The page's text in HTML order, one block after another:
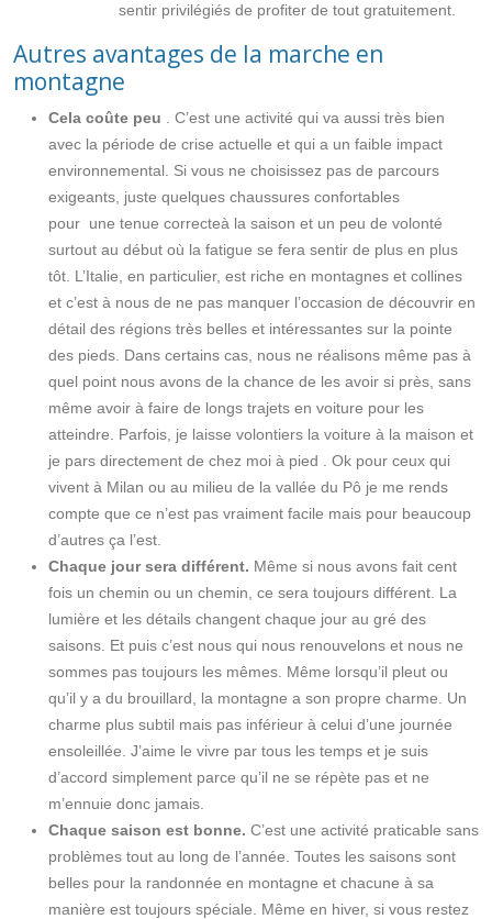
sentir privilégiés de profiter de tout gratuitement.
Autres avantages de la marche en
montagne
Cela coûte peu . C’est une activité qui va aussi très bien
avec la période de crise actuelle et qui a un faible impact
environnemental. Si vous ne choisissez pas de parcours
exigeants, juste quelques chaussures confortables
pour une tenue correcteà la saison et un peu de volonté
surtout au début où la fatigue se fera sentir de plus en plus
tôt. L’Italie, en particulier, est riche en montagnes et collines
et c’est à nous de ne pas manquer l’occasion de découvrir en
détail des régions très belles et intéressantes sur la pointe
des pieds. Dans certains cas, nous ne réalisons même pas à
quel point nous avons de la chance de les avoir si près, sans
même avoir à faire de longs trajets en voiture pour les
atteindre. Parfois, je laisse volontiers la voiture à la maison et
je pars directement de chez moi à pied . Ok pour ceux qui
vivent à Milan ou au milieu de la vallée du Pô je me rends
compte que ce n’est pas vraiment facile mais pour beaucoup
d’autres ça l’est.
Chaque jour sera différent. Même si nous avons fait cent
fois un chemin ou un chemin, ce sera toujours différent. La
lumière et les détails changent chaque jour au gré des
saisons. Et puis c’est nous qui nous renouvelons et nous ne
sommes pas toujours les mêmes. Même lorsqu’il pleut ou
qu’il y a du brouillard, la montagne a son propre charme. Un
charme plus subtil mais pas inférieur à celui d’une journée
ensoleillée. J’aime le vivre par tous les temps et je suis
d’accord simplement parce qu’il ne se répète pas et ne
m’ennuie donc jamais.
Chaque saison est bonne. C’est une activité praticable sans
problèmes tout au long de l’année. Toutes les saisons sont
belles pour la randonnée en montagne et chacune à sa
manière est toujours spéciale. Même en hiver, si vous restez